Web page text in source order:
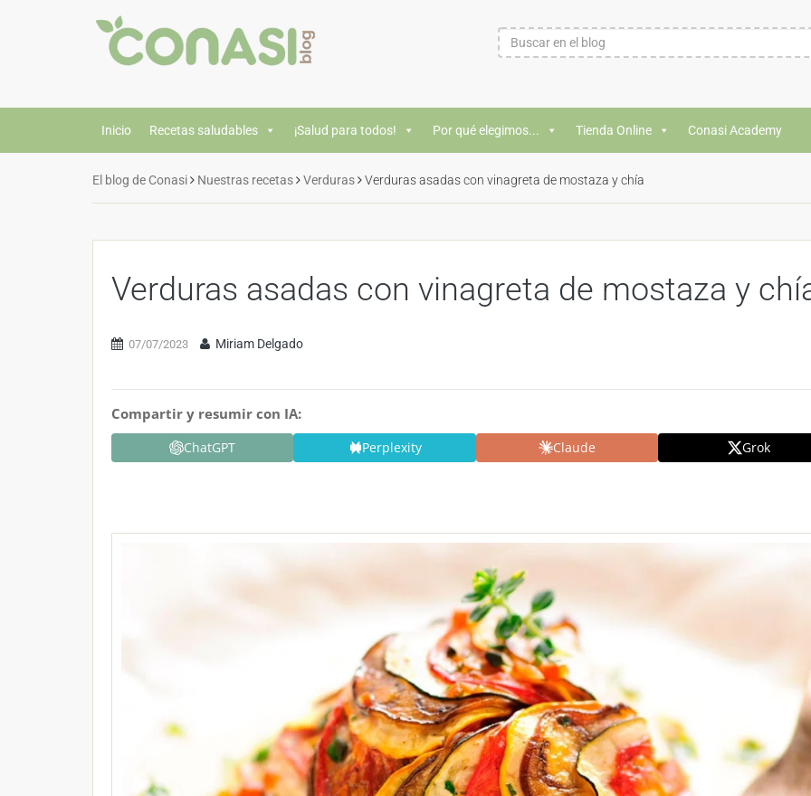
Inicio Recetas saludables ¡Salud para todos! Por qué elegimos... Tienda Online Conasi Academy
El blog de Conasi Nuestras recetas Verduras Verduras asadas con vinagreta de mostaza y chía
Verduras asadas con vinagreta de mostaza y
07/07/2023 Miriam Delgado
Compartir y resumir con IA:
ChatGPT Perplexity Claude Grok